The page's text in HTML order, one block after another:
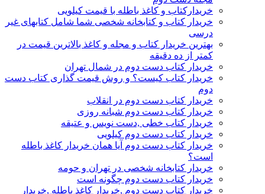
خریدارکتاب و کاغذ باطله با قیمت کیلویی
خریدار کتاب و کتابخانه شخصی شما شامل کتابهای غیر
درسی
بهترین خریدار کتاب و مجله و کاغذ بالاترین قیمت در
کمتر از ده دقیقه
خریدار کتاب دست دوم در شمال تهران
خریدار کتاب کیست؟ و روش قیمت گذاری کتاب دست
دوم
خریدار کتاب دست دوم در انقلاب
خریدار کتاب دست دوم شبانه روزی
خریدار کتاب خطی ,دست نویس و عتیقه
خریدار کتاب دست دوم کیلویی
خریدار کتاب دست دوم آیا همان خریدار کاغذ باطله
است؟
خریدار کتابخانه شخصی در تهران و حومه
خریدار کتاب دست دوم چگونه است
خریدار کتاب دست دوم ,خریدار کاغذ باطله ,خریدار